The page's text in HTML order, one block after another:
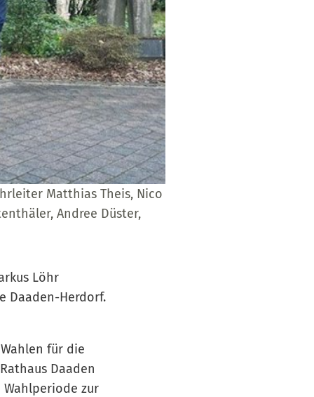
Matthias Theis, Nico
Andree Düster,
Löhr
Daaden-Herdorf.
für die
Daaden
zur